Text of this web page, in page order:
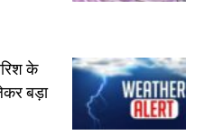
के
बड़ा